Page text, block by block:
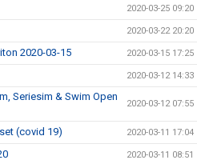
2020-03-25 09:20
2020-03-22 20:20
2020-03-15 2020-03-15 17:25
2020-03-12 14:33
Seriesim & Swim Open
2020-03-12 07:55
(covid 19) 2020-03-11 17:04
2020-03-11 08:51